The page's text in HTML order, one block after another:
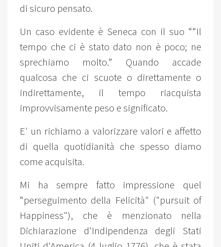
di sicuro pensato.
Un caso evidente è Seneca con il suo ““Il
tempo che ci è stato dato non è poco; ne
sprechiamo molto.” Quando accade
qualcosa che ci scuote o direttamente o
indirettamente, il tempo riacquista
improvvisamente peso e significato.
E' un richiamo a valorizzare valori e affetto
di quella quotidianità che spesso diamo
come acquisita.
Mi ha sempre fatto impressione quel
“perseguimento della Felicità" ("pursuit of
Happiness"), che è menzionato nella
Dichiarazione d'Indipendenza degli Stati